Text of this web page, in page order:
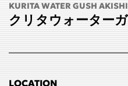
KURITA WATER GUSH
クリタウォーター
LOCATION